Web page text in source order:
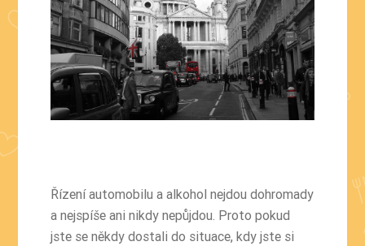
Řízení automobilu a alkohol nejdou dohromady
a nejspíše ani nikdy nepůjdou. Proto pokud
jste se někdy dostali do situace, kdy jste si